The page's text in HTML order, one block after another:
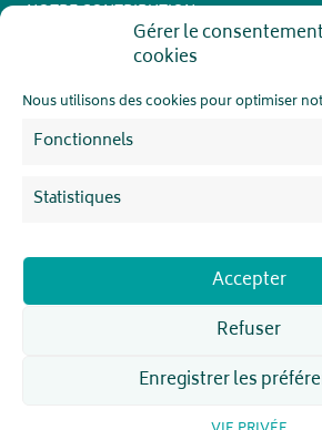
Gérer le
cookies
Nous utilisons des cookies pour optimiser
Fonctionnels
Statistiques
Accepter
Refuser
Enregistrer les
NOTRE CONTRIBUTION
Achêne – Batteries de stockage
CONTACT
VIE PRIVÉE